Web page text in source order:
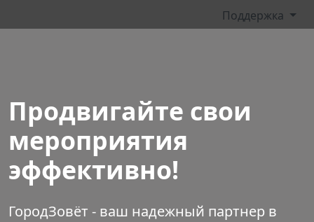
Поддержка
Продвигайте свои
мероприятия
эффективно!
ГородЗовёт - ваш надежный партнер в